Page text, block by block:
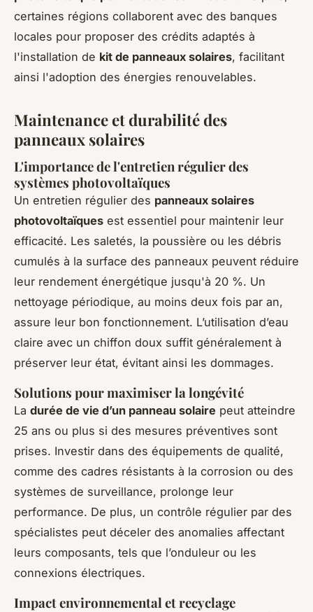
certaines régions collaborent avec des banques
locales pour proposer des crédits adaptés à
l'installation de kit de panneaux solaires, facilitant
ainsi l'adoption des énergies renouvelables.
Maintenance et durabilité des
panneaux solaires
L'importance de l'entretien régulier des
systèmes photovoltaïques
Un entretien régulier des panneaux solaires
photovoltaïques est essentiel pour maintenir leur
efficacité. Les saletés, la poussière ou les débris
cumulés à la surface des panneaux peuvent réduire
leur rendement énergétique jusqu'à 20 %. Un
nettoyage périodique, au moins deux fois par an,
assure leur bon fonctionnement. L’utilisation d’eau
claire avec un chiffon doux suffit généralement à
préserver leur état, évitant ainsi les dommages.
Solutions pour maximiser la longévité
La durée de vie d’un panneau solaire peut atteindre
25 ans ou plus si des mesures préventives sont
prises. Investir dans des équipements de qualité,
comme des cadres résistants à la corrosion ou des
systèmes de surveillance, prolonge leur
performance. De plus, un contrôle régulier par des
spécialistes peut déceler des anomalies affectant
leurs composants, tels que l’onduleur ou les
connexions électriques.
Impact environnemental et recyclage